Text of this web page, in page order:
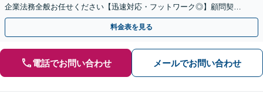
企業法務全般お任せください【迅速対応・フットワーク◎】顧問契約
のご相談も【夜間・休日対応可能】【丸の内駅2分】
料金表を見る
電話でお問い合わせ メールでお問い合わせ